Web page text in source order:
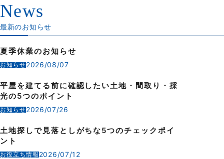
News
最新のお知らせ
夏季休業のお知らせ
お知らせ2026/08/07
平屋を建てる前に確認したい土地・間取り・採
光の5つのポイント
お知らせ2026/07/26
土地探しで見落としがちな5つのチェックポイ
ント
お役立ち情報2026/07/12